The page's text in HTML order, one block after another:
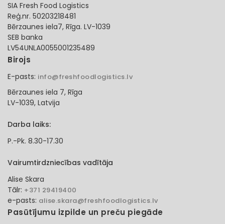
SIA Fresh Food Logistics
Reģ.nr. 50203218481
Bērzaunes iela7, Rīga. LV-1039
SEB banka
LV54UNLA0055001235489
Birojs
E-pasts: info@freshfoodlogistics.lv
Bērzaunes iela 7, Rīga
LV-1039, Latvija
Darba laiks:
P.-Pk. 8.30-17.30
Vairumtirdzniecības vadītāja
Alise Skara
Tālr: +371 29419400
e-pasts: alise.skara@freshfoodlogistics.lv
Pasūtījumu izpilde un preču piegāde